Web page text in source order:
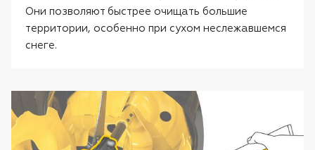
Они позволяют быстрее очищать большие
территории, особенно при сухом неслежавшемся
снеге.